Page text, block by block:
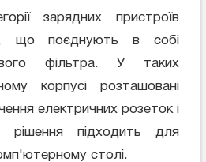
зарядних пристроїв
що поєднують в собі
фільтра. У таких
корпусі розташовані
електричних розеток і
рішення підходить для
столі.